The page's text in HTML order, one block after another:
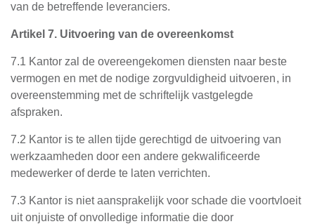
van de betreffende leveranciers.
Artikel 7. Uitvoering van de overeenkomst
7.1 Kantor zal de overeengekomen diensten naar beste
vermogen en met de nodige zorgvuldigheid uitvoeren, in
overeenstemming met de schriftelijk vastgelegde
afspraken.
7.2 Kantor is te allen tijde gerechtigd de uitvoering van
werkzaamheden door een andere gekwalificeerde
medewerker of derde te laten verrichten.
7.3 Kantor is niet aansprakelijk voor schade die voortvloeit
uit onjuiste of onvolledige informatie die door